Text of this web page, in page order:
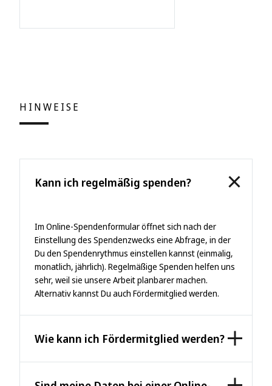
HINWEISE
Kann ich regelmäßig spenden?
Im Online-Spendenformular öffnet sich nach der
Einstellung des Spendenzwecks eine Abfrage, in der
Du den Spendenrythmus einstellen kannst (einmalig,
monatlich, jährlich). Regelmäßige Spenden helfen uns
sehr, weil sie unsere Arbeit planbarer machen.
Alternativ kannst Du auch Fördermitglied werden.
Wie kann ich Fördermitglied werden?